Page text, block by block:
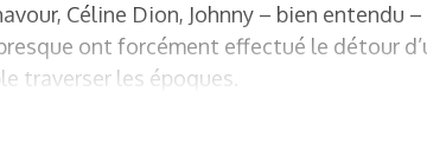
Céline Dion, Johnny – bien entendu
ont forcément effectué le détour
traverser les époques.